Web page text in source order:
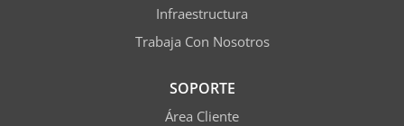
Infraestructura
Trabaja Con Nosotros
SOPORTE
Área Cliente